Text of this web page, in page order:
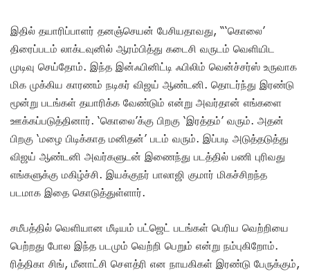
இதில் தயாரிப்பாளர் தனஞ்செயன் பேசியதாவது, “‘கொலை’
திரைப்படம் லாக்டவுனில் ஆரம்பித்து கடைசி வருடம் வெளியிட
முடிவு செய்தோம். இந்த இன்ஃபினிட்டி ஃபிலிம் வென்ச்சர்ஸ் உருவாக
மிக முக்கிய காரணம் நடிகர் விஜய் ஆண்டனி. தொடர்ந்து இரண்டு
மூன்று படங்கள் தயாரிக்க வேண்டும் என்று அவர்தான் எங்களை
ஊக்கப்படுத்தினார். ‘கொலை’க்கு பிறகு ‘இரத்தம்’ வரும். அதன்
பிறகு ‘மழை பிடிக்காத மனிதன்’ படம் வரும். இப்படி அடுத்தடுத்து
விஜய் ஆண்டனி அவர்களுடன் இணைந்து படத்தில் பணி புரிவது
எங்களுக்கு மகிழ்ச்சி. இயக்குநர் பாலாஜி குமார் மிகச்சிறந்த
படமாக இதை கொடுத்துள்ளார்.
சமீபத்தில் வெளியான மீடியம் பட்ஜெட் படங்கள் பெரிய வெற்றியை
பெற்றது போல இந்த படமும் வெற்றி பெறும் என்று நம்புகிறோம்.
ரித்திகா சிங், மீனாட்சி சௌத்ரி என நாயகிகள் இரண்டு பேருக்கும்,